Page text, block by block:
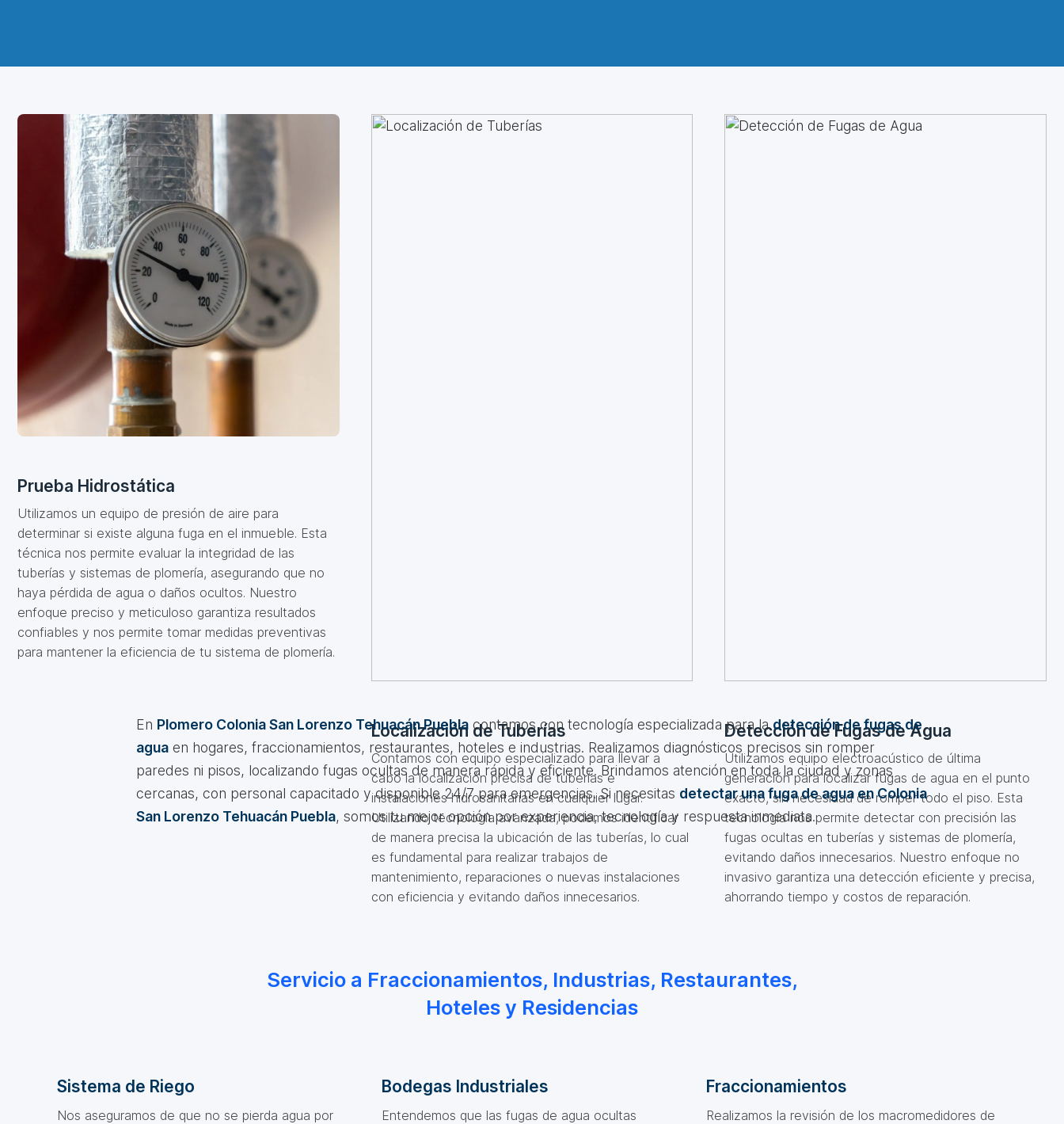
Prueba Hidrostática
Utilizamos un equipo de presión de aire para
determinar si existe alguna fuga en el inmueble. Esta
técnica nos permite evaluar la integridad de las
tuberías y sistemas de plomería, asegurando que no
haya pérdida de agua o daños ocultos. Nuestro
enfoque preciso y meticuloso garantiza resultados
confiables y nos permite tomar medidas preventivas
para mantener la eficiencia de tu sistema de plomería.
Localización de Tuberías
Contamos con equipo especializado para llevar a
cabo la localización precisa de tuberías e
instalaciones hidrosanitarias en cualquier lugar.
Utilizando tecnología avanzada, podemos identificar
de manera precisa la ubicación de las tuberías, lo cual
es fundamental para realizar trabajos de
mantenimiento, reparaciones o nuevas instalaciones
con eficiencia y evitando daños innecesarios.
Detección de Fugas de Agua
Utilizamos equipo electroacústico de última
generación para localizar fugas de agua en el punto
exacto, sin necesidad de romper todo el piso. Esta
tecnología nos permite detectar con precisión las
fugas ocultas en tuberías y sistemas de plomería,
evitando daños innecesarios. Nuestro enfoque no
invasivo garantiza una detección eficiente y precisa,
ahorrando tiempo y costos de reparación.
En Plomero Colonia San Lorenzo Tehuacán Puebla contamos con tecnología especializada para ladetección de fugas de
agua en hogares, fraccionamientos, restaurantes, hoteles e industrias. Realizamos diagnósticos precisos sin romper
paredes ni pisos, localizando fugas ocultas de manera rápida y eficiente. Brindamos atención en toda la ciudad y zonas
cercanas, con personal capacitado y disponible 24/7 para emergencias. Si necesitas detectar una fuga de agua en Colonia
San Lorenzo Tehuacán Puebla, somos tu mejor opción por experiencia, tecnología y respuesta inmediata.
Servicio a Fraccionamientos, Industrias, Restaurantes,
Hoteles y Residencias
Sistema de Riego
Nos aseguramos de que no se pierda agua por
Bodegas Industriales
Entendemos que las fugas de agua ocultas
Fraccionamientos
Realizamos la revisión de los macromedidores de